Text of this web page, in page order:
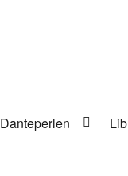
Danteperlen